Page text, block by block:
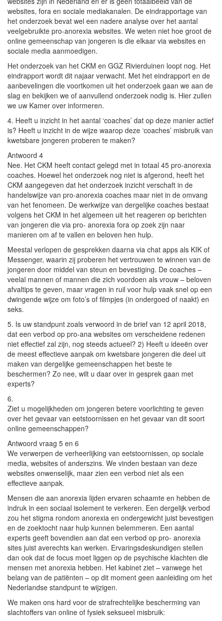
websites, fora en sociale mediakanalen. De eindrapportage van
het onderzoek bevat wel een nadere analyse over het aantal
veelgebruikte pro-anorexia websites. We weten niet hoe groot de
online gemeenschap van jongeren is die elkaar via websites en
sociale media aanmoedigen.
Het onderzoek van het CKM en GGZ Rivierduinen loopt nog. Het
eindrapport wordt dit najaar verwacht. Met het eindrapport en de
aanbevelingen die voortkomen uit het onderzoek gaan we aan de
slag en bekijken we of aanvullend onderzoek nodig is. Hier zullen
we uw Kamer over informeren.
4. Heeft u inzicht in het aantal ‘coaches’ dat op deze manier actief
is? Heeft u inzicht in de wijze waarop deze ‘coaches’ misbruik van
kwetsbare jongeren proberen te maken?
Antwoord 4
Nee. Het CKM heeft contact gelegd met in totaal 45 pro-anorexia
coaches. Hoewel het onderzoek nog niet is afgerond, heeft het
CKM aangegeven dat het onderzoek inzicht verschaft in de
handelswijze van pro-anorexia coaches maar niet in de omvang
van het fenomeen. De werkwijze van dergelijke coaches bestaat
volgens het CKM in het algemeen uit het reageren op berichten
van jongeren die via pro- anorexia fora op zoek zijn naar
manieren om af te vallen en beloven hen hulp.
Meestal verlopen de gesprekken daarna via chat apps als KIK of
Messenger, waarin zij proberen het vertrouwen te winnen van de
jongeren door middel van steun en bevestiging. De coaches –
veelal mannen of mannen die zich voordoen als vrouw – beloven
afvaltips te geven, maar vragen in ruil voor hulp vaak snel op een
dwingende wijze om foto’s of filmpjes (in ondergoed of naakt) en
seks.
5. Is uw standpunt zoals verwoord in de brief van 12 april 2018,
dat een verbod op pro-ana websites om verscheidene redenen
niet effectief zal zijn, nog steeds actueel? 2) Heeft u ideeën over
de meest effectieve aanpak om kwetsbare jongeren die deel uit
maken van dergelijke gemeenschappen het beste te
beschermen? Zo nee, wilt u daar over in gesprek gaan met
experts?
6.
Ziet u mogelijkheden om jongeren betere voorlichting te geven
over het gevaar van eetstoornissen en het gevaar van dit soort
online gemeenschappen?
Antwoord vraag 5 en 6
We verwerpen de verheerlijking van eetstoornissen, op sociale
media, websites of anderszins. We vinden bestaan van deze
websites onwenselijk, maar zien een verbod niet als een
effectieve aanpak.
Mensen die aan anorexia lijden ervaren schaamte en hebben de
indruk in een sociaal isolement te verkeren. Een dergelijk verbod
zou het stigma rondom anorexia en ondergewicht juist bevestigen
en de zoektocht naar hulp kunnen belemmeren. Een aantal
experts geeft bovendien aan dat een verbod op pro- anorexia
sites juist averechts kan werken. Ervaringsdeskundigen stellen
dan ook dat de focus moet liggen op de psychische klachten die
mensen met anorexia hebben. Het kabinet ziet – vanwege het
belang van de patiënten – op dit moment geen aanleiding om het
Nederlandse standpunt te wijzigen.
We maken ons hard voor de strafrechtelijke bescherming van
slachtoffers van online of fysiek seksueel misbruik: